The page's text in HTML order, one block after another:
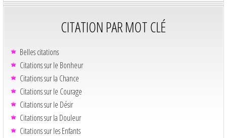
CITATION PAR MOT CLÉ
Belles citations
Citations sur le Bonheur
Citations sur la Chance
Citations sur le Courage
Citations sur le Désir
Citations sur la Douleur
Citations sur les Enfants